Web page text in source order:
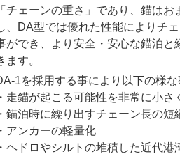
チェーンの重さ」であり、錨はお
、DA型では優れた性能によりチ
ができ、より安全・安心な錨泊と
ます。
1を採用する事により以下の様な
走錨が起こる可能性を非常に小さ
錨泊時に繰り出すチェーン長の短
アンカーの軽量化
ヘドロやシルトの堆積した近代港